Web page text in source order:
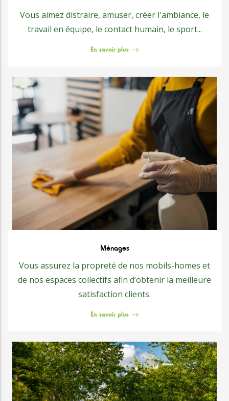
Vous aimez distraire, amuser, créer l'ambiance, le
travail en équipe, le contact humain, le sport...
En savoir plus
Ménages
Vous assurez la propreté de nos mobils-homes et
de nos espaces collectifs afin d’obtenir la meilleure
satisfaction clients.
En savoir plus